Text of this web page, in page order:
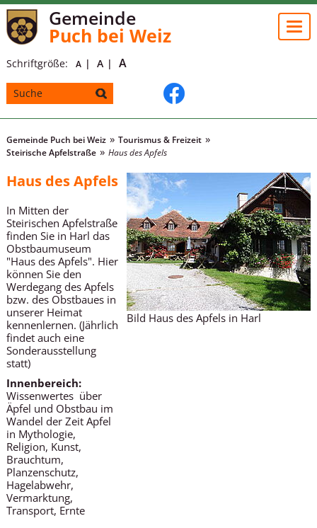
Gemeinde
Puch bei Weiz
Schriftgröße: A A A
Gemeinde Puch bei Weiz
Tourismus & Freizeit
Steirische Apfelstraße
Haus des Apfels
Bild Haus des Apfels in Harl
Haus des Apfels
In Mitten der
Steirischen Apfelstraße
finden Sie in Harl das
Obstbaumuseum
"Haus des Apfels". Hier
können Sie den
Werdegang des Apfels
bzw. des Obstbaues in
unserer Heimat
kennenlernen. (Jährlich
findet auch eine
Sonderausstellung
statt)
Innenbereich:
Wissenwertes über
Äpfel und Obstbau im
Wandel der Zeit Apfel
in Mythologie,
Religion, Kunst,
Brauchtum,
Planzenschutz,
Hagelabwehr,
Vermarktung,
Transport, Ernte